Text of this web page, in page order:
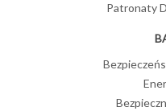
Patronaty